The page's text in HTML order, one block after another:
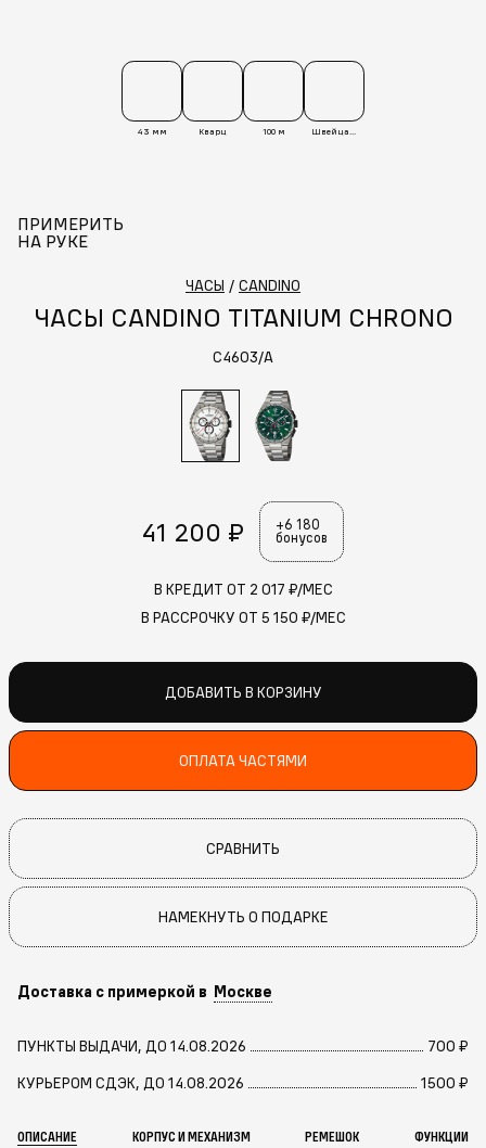
43 мм Кварц 100 м Швейцария
ПРИМЕРИТЬ
НА РУКЕ
ЧАСЫ / CANDINO
ЧАСЫ CANDINO TITANIUM CHRONO
C4603/A
41 200 ₽
+6 180
бонусов
В КРЕДИТ ОТ 2 017 ₽/МЕС
В РАССРОЧКУ ОТ 5 150 ₽/МЕС
ДОБАВИТЬ В КОРЗИНУ
ОПЛАТА ЧАСТЯМИ
СРАВНИТЬ
НАМЕКНУТЬ О ПОДАРКЕ
Доставка с примеркой в Москве
ПУНКТЫ ВЫДАЧИ, ДО 14.08.2026
700 ₽
КУРЬЕРОМ СДЭК, ДО 14.08.2026
1500 ₽
ОПИСАНИЕ КОРПУС И МЕХАНИЗМ РЕМЕШОК ФУНКЦИИ